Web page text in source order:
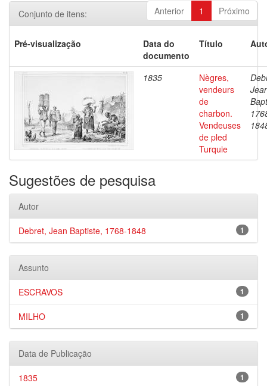
Anterior 1 Próximo
Conjunto de itens:
Pré-visualização
Data do
documento
Título
1835
Nègres,
vendeurs
de
charbon.
Vendeuses
de pled
Turquie
Sugestões de pesquisa
Autor
1
Debret, Jean Baptiste, 1768-1848
Assunto
1
ESCRAVOS
1
MILHO
Data de Publicação
1
1835